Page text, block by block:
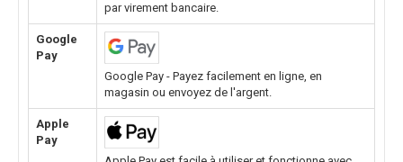
par virement bancaire.
Google
Pay
Google Pay - Payez facilement en ligne, en
magasin ou envoyez de l'argent.
Apple
Pay